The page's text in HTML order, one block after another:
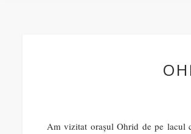
Am vizitat orașul Ohrid de pe lacul